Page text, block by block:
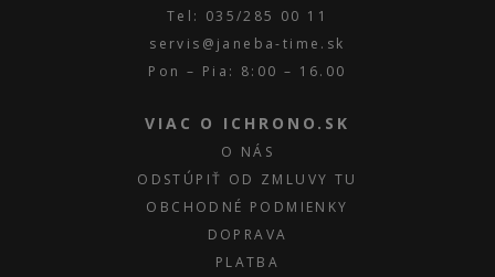
Tel: 035/285 00 11
servis@janeba-time.sk
Pon – Pia: 8:00 – 16.00
VIAC O ICHRONO.SK
O NÁS
ODSTÚPIŤ OD ZMLUVY TU
OBCHODNÉ PODMIENKY
DOPRAVA
PLATBA